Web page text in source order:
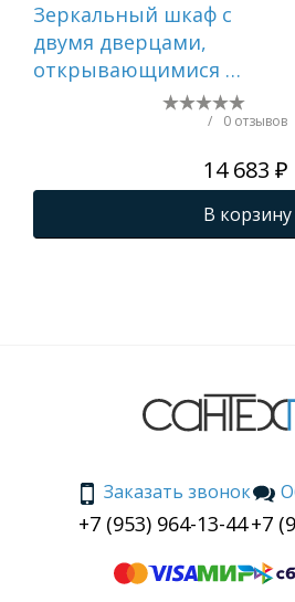
Зеркальный шкаф с
двумя дверцами,
открывающимися к
/ 0 отзывов
14 683 ₽
В корзину
Заказать звонок
+7 (953) 964-13-44+7